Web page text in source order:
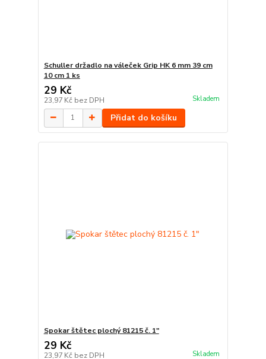
Schuller držadlo na váleček Grip HK 6 mm 39 cm
10 cm 1 ks
29 Kč
23,97 Kč bez DPH Skladem
Přidat do košíku
Spokar štětec plochý 81215 č. 1"
29 Kč
23,97 Kč bez DPH Skladem